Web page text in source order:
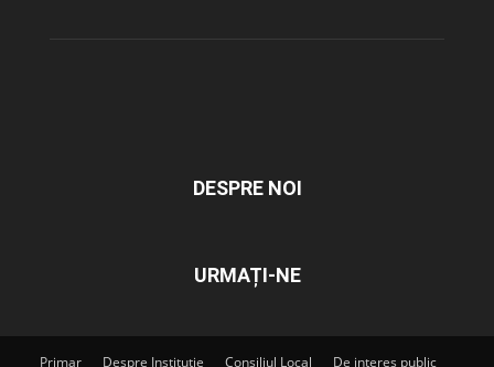
DESPRE NOI
URMAȚI-NE
Primar Despre Instituție Consiliul Local De interes public